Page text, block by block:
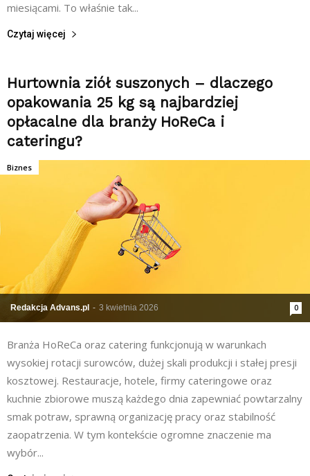
miesiącami. To właśnie tak...
Czytaj więcej
Hurtownia ziół suszonych – dlaczego
opakowania 25 kg są najbardziej
opłacalne dla branży HoReCa i
cateringu?
Redakcja Advans.pl - 3 kwietnia 2026 0
Biznes
Branża HoReCa oraz catering funkcjonują w warunkach
wysokiej rotacji surowców, dużej skali produkcji i stałej presji
kosztowej. Restauracje, hotele, firmy cateringowe oraz
kuchnie zbiorowe muszą każdego dnia zapewniać powtarzalny
smak potraw, sprawną organizację pracy oraz stabilność
zaopatrzenia. W tym kontekście ogromne znaczenie ma
wybór...